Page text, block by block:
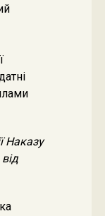
Наказу